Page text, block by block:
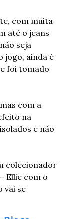
com muita
até o jeans
seja
jogo, ainda é
foi tomado
com a
na
e não
colecionador
Ellie com o
vai se